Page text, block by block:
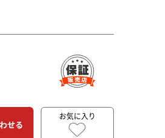
せる
お気に入り